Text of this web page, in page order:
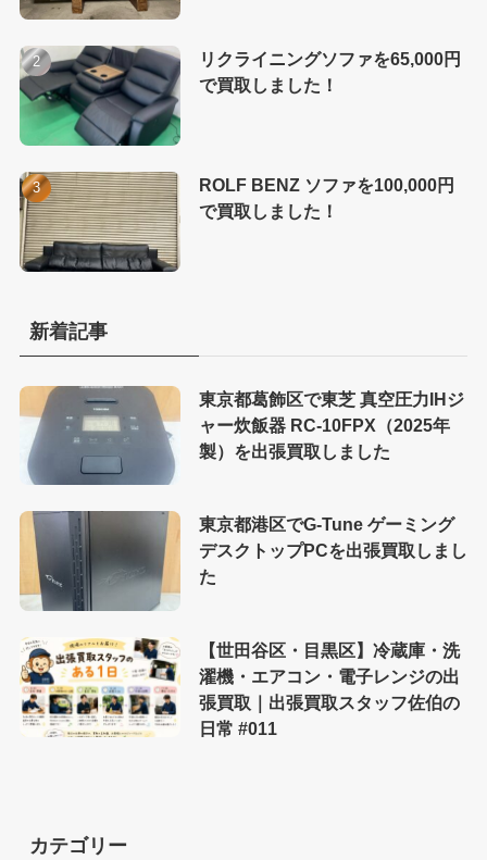
リクライニングソファを65,000円
で買取しました！
ROLF BENZ ソファを100,000円
で買取しました！
新着記事
東京都葛飾区で東芝 真空圧力IHジ
ャー炊飯器 RC-10FPX（2025年
製）を出張買取しました
東京都港区でG-Tune ゲーミング
デスクトップPCを出張買取しまし
た
【世田谷区・目黒区】冷蔵庫・洗
濯機・エアコン・電子レンジの出
張買取｜出張買取スタッフ佐伯の
日常 #011
カテゴリー